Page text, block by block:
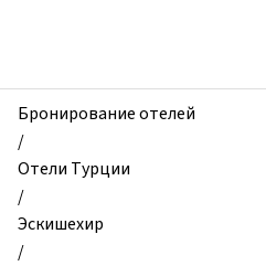
Park
Dedeman
Eskisehir,
Эскишехир,
Турция
Бронирование отелей
/
Отели Турции
/
Эскишехир
/